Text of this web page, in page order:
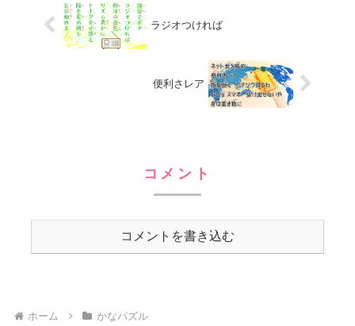
ラジオつければ
便利さレア
コメント
コメントを書き込む
ホーム かなパズル